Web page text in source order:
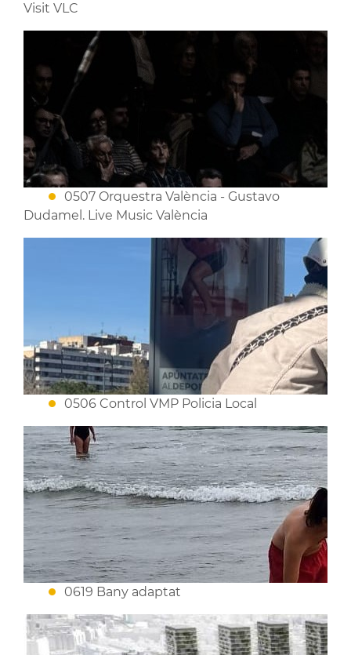
Visit VLC
0507 Orquestra València - Gustavo
Dudamel. Live Music València
0506 Control VMP Policia Local
0619 Bany adaptat